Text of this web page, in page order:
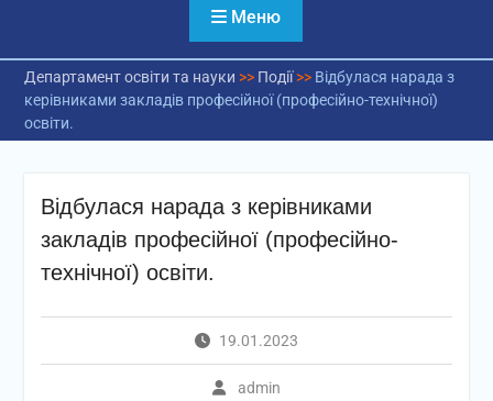
Меню
Департамент освіти та науки >> Події>> Відбулася нарада з
керівниками закладів професійної (професійно-технічної)
освіти.
Відбулася нарада з керівниками
закладів професійної (професійно-
технічної) освіти.
19.01.2023
admin